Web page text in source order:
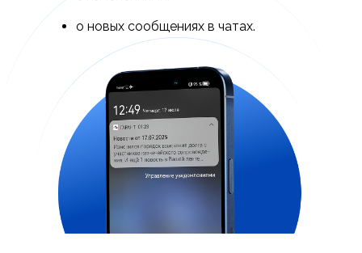
о новых сообщениях в чатах.